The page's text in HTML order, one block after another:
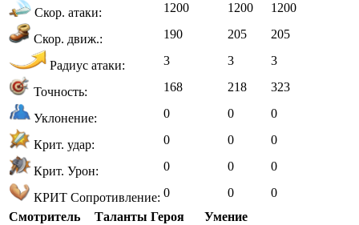
Скор. атаки: 1200 1200 1200
Скор. движ.: 190 205 205
Радиус атаки: 3 3 3
Точность: 168 218 323
Уклонение: 0 0 0
Крит. удар: 0 0 0
Крит. Урон: 0 0 0
КРИТ Сопротивление: 0 0
0
Смотритель
Таланты Героя Умение